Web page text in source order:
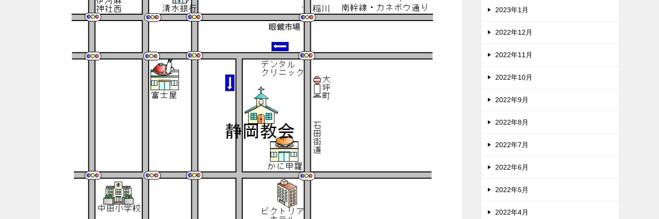
2023年1月
2022年12月
2022年11月
2022年10月
2022年9月
2022年8月
2022年7月
2022年6月
2022年5月
2022年4月